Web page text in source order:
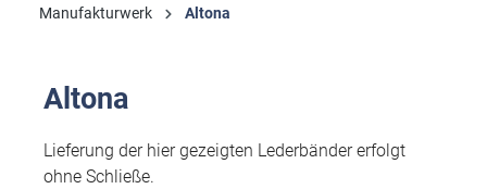
Manufakturwerk
Altona
Altona
Lieferung der hier gezeigten Lederbänder erfolgt
ohne Schließe.